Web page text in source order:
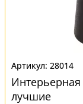
28014
лучшие